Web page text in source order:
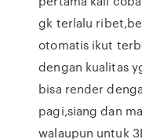
gk terlalu
otomatis ikut
dengan kualitas
bisa render
pagi,siang dan
walaupun untuk